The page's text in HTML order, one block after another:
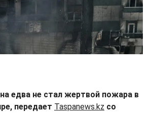
едва не стал жертвой пожара в
передает Taspanews.kz со